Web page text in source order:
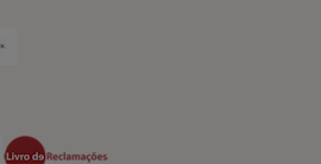
Method
Shipping Method
Security